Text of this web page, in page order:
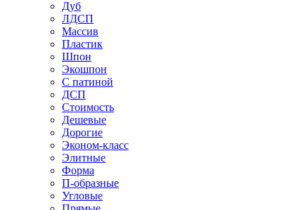
Дуб
ЛДСП
Массив
Пластик
Шпон
Экошпон
С патиной
ДСП
Стоимость
Дешевые
Дорогие
Эконом-класс
Элитные
Форма
П-образные
Угловые